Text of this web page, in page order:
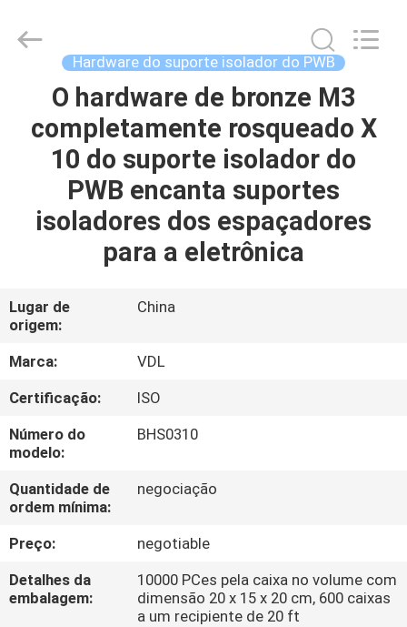
CASA
PRODUTOS
SOBRE
EXCURSÃO
DA
FÁBRICA
CONTROLE
DA
QUALIDADE
MAPA
DO
SITE
LTD.
Hardware do suporte isolador do PWB
O hardware de bronze M3
completamente rosqueado X
10 do suporte isolador do
PWB encanta suportes
isoladores dos espaçadores
para a eletrônica
Lugar de
origem:
China
Marca:
VDL
Certificação:
ISO
Número do
modelo:
BHS0310
Quantidade de
ordem mínima:
negociação
Preço:
negotiable
Detalhes da
embalagem:
10000 PCes pela caixa no volume com
dimensão 20 x 15 x 20 cm, 600 caixas
a um recipiente de 20 ft